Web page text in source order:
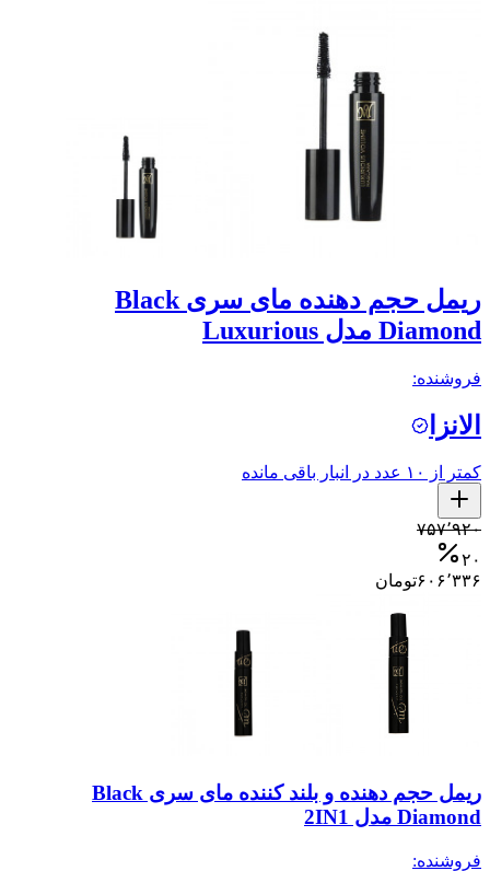
ریمل حجم دهنده مای سری Black
Diamond مدل Luxurious
فروشنده:
الانزا
کمتر از ۱۰ عدد در انبار باقی مانده
۷۵۷٬۹۲۰
۲۰
۶۰۶٬۳۳۶تومان
ریمل حجم دهنده و بلند کننده مای سری Black
Diamond مدل 2IN1
فروشنده: